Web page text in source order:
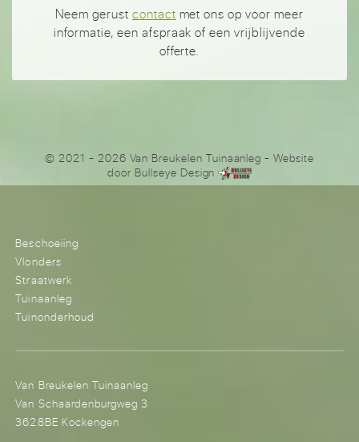
Neem gerust contact met ons op voor meer
informatie, een afspraak of een vrijblijvende
offerte.
© 2021 - 2026 Van Breukelen Tuinaanleg- Website
door Bullseye Design
Beschoeiing
Vlonders
Straatwerk
Tuinaanleg
Tuinonderhoud
Van Breukelen Tuinaanleg
Van Schaardenburgweg 3
3628BE Kockengen